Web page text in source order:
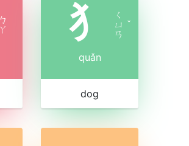
ㄅ
ㄚ
犭
ㄑ
ㄩ
ㄢ
ˇ
quǎn
dog